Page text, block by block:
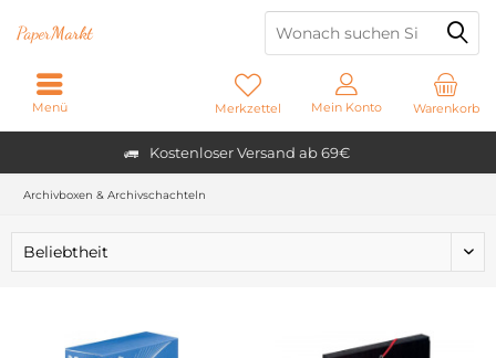
Kostenloser Versand ab 69€
PaperMarkt
Warenkorb
Merkzettel Mein Konto
Menü
Archivboxen & Archivschachteln